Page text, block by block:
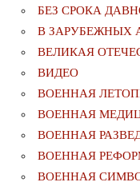
БЕЗ СРОКА
В ЗАРУБЕЖНЫХ
ВЕЛИКАЯ
ВИДЕО
ВОЕННАЯ
ВОЕННАЯ
ВОЕННАЯ
ВОЕННАЯ
ВОЕННАЯ